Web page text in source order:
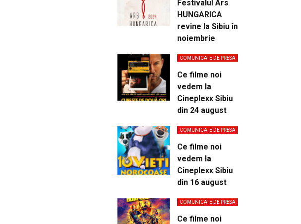
Festivalul Ars
HUNGARICA
revine la Sibiu în
noiembrie
COMUNICATE DE PRESA
Ce filme noi
vedem la
Cineplexx Sibiu
din 24 august
COMUNICATE DE PRESA
Ce filme noi
vedem la
Cineplexx Sibiu
din 16 august
COMUNICATE DE PRESA
Ce filme noi